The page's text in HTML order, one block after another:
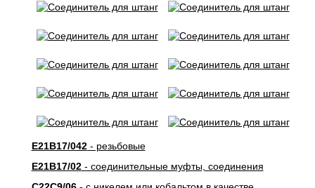
E21B17/042- резьбовые
E21B17/02- соединительные муфты, соединения